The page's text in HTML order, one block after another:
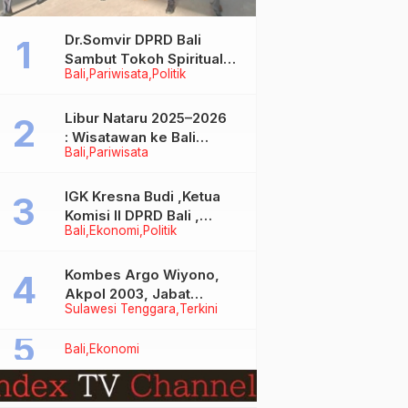
Bali Pariwisata Politik
Dr.Somvir DPRD Bali
Sambut Tokoh Spiritual
India Baba Bageshwar
Bali Pariwisata
Libur Nataru 2025–2026
: Wisatawan ke Bali
Meningkat, Isu Penurunan
Bali Ekonomi Politik
IGK Kresna Budi ,Ketua
Komisi II DPRD Bali ,
Angkat Bicara Soal
Bersubsidi Jenis Solar
Sulawesi Tenggara Terkini
Kombes Argo Wiyono,
Akpol 2003, Jabat
Dirlantas Polda Sultra
Bali Ekonomi